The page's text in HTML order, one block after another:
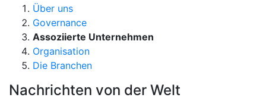
Über uns
Governance
Assoziierte Unternehmen
Organisation
Die Branchen
Nachrichten von der Welt